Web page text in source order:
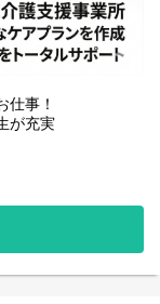
事！
が充実
ネジメント業務
。
の実務